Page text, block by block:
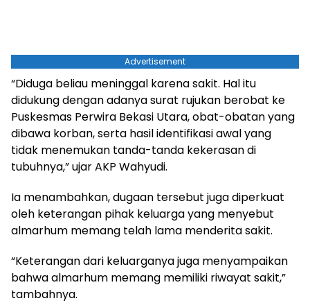
Advertisement
“Diduga beliau meninggal karena sakit. Hal itu
didukung dengan adanya surat rujukan berobat ke
Puskesmas Perwira Bekasi Utara, obat-obatan yang
dibawa korban, serta hasil identifikasi awal yang
tidak menemukan tanda-tanda kekerasan di
tubuhnya,” ujar AKP Wahyudi.
Ia menambahkan, dugaan tersebut juga diperkuat
oleh keterangan pihak keluarga yang menyebut
almarhum memang telah lama menderita sakit.
“Keterangan dari keluarganya juga menyampaikan
bahwa almarhum memang memiliki riwayat sakit,”
tambahnya.